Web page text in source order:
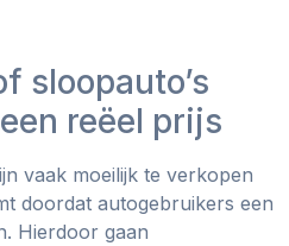
sloopauto’s
reëel prijs
vaak moeilijk te verkopen
doordat autogebruikers een
Hierdoor gaan